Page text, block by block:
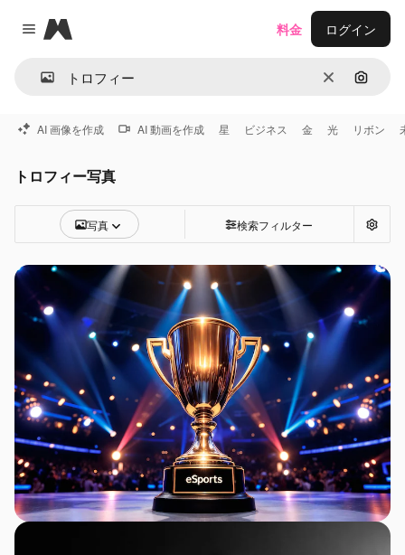
Close menu
Magnific
消去 画像で
料金 ログイン
AI 画像を作成 AI 動画を作成 星 ビジネス 金 光 リボン
トロフィー写真
写真 検索フィルター